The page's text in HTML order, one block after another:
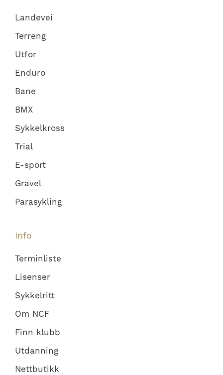
Landevei
Terreng
Utfor
Enduro
Bane
BMX
Sykkelkross
Trial
E-sport
Gravel
Parasykling
Info
Terminliste
Lisenser
Sykkelritt
Om NCF
Finn klubb
Utdanning
Nettbutikk